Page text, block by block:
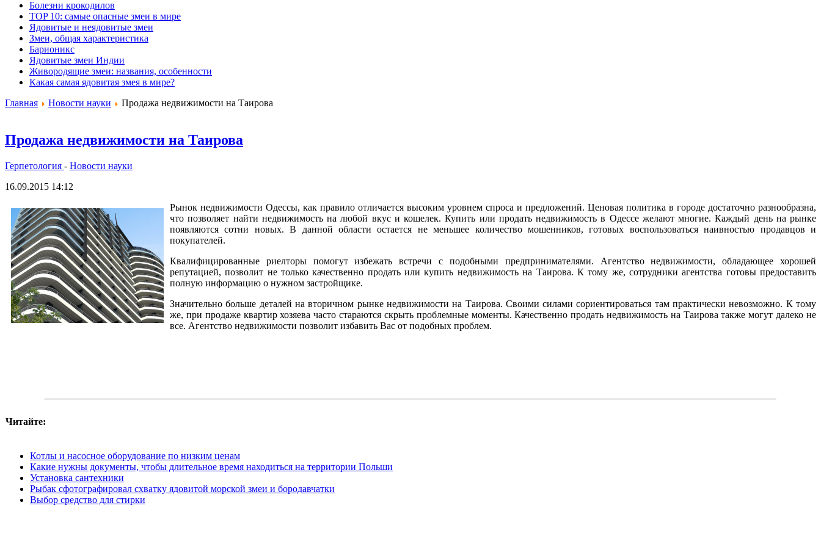
Болезни крокодилов
TOP 10: самые опасные змеи в мире
Ядовитые и неядовитые змеи
Змеи, общая характеристика
Барионикс
Ядовитые змеи Индии
Живородящие змеи: названия, особенности
Какая самая ядовитая змея в мире?
Главная
Новости науки Продажа недвижимости на Таирова
Продажа недвижимости на Таирова
Герпетология - Новости науки
16.09.2015 14:12
Рынок недвижимости Одессы, как правило отличается высоким уровнем спроса и предложений. Ценовая политика в городе достаточно разнообразна,
что позволяет найти недвижимость на любой вкус и кошелек. Купить или продать недвижимость в Одессе желают многие. Каждый день на рынке
появляются сотни новых. В данной области остается не меньшее количество мошенников, готовых воспользоваться наивностью продавцов и
покупателей.
Квалифицированные риелторы помогут избежать встречи с подобными предпринимателями. Агентство недвижимости, обладающее хорошей
репутацией, позволит не только качественно продать или купить недвижимость на Таирова. К тому же, сотрудники агентства готовы предоставить
полную информацию о нужном застройщике.
Значительно больше деталей на вторичном рынке недвижимости на Таирова. Своими силами сориентироваться там практически невозможно. К тому
же, при продаже квартир хозяева часто стараются скрыть проблемные моменты. Качественно продать недвижимость на Таирова также могут далеко не
все. Агентство недвижимости позволит избавить Вас от подобных проблем.
Читайте:
Котлы и насосное оборудование по низким ценам
Какие нужны документы, чтобы длительное время находиться на территории Польши
Установка сантехники
Рыбак сфотографировал схватку ядовитой морской змеи и бородавчатки
Выбор средство для стирки